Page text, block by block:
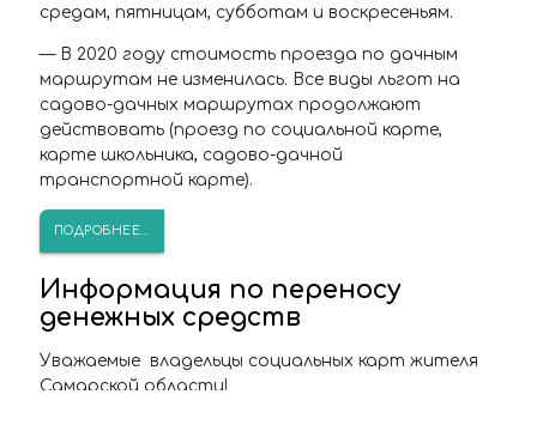
средам, пятницам, субботам и воскресеньям.
— В 2020 году стоимость проезда по дачным
маршрутам не изменилась. Все виды льгот на
садово-дачных маршрутах продолжают
действовать (проезд по социальной карте,
карте школьника, садово-дачной
транспортной карте).
ПОДРОБНЕЕ...
Информация по переносу
денежных средств
Уважаемые владельцы социальных карт жителя
Самарской области!